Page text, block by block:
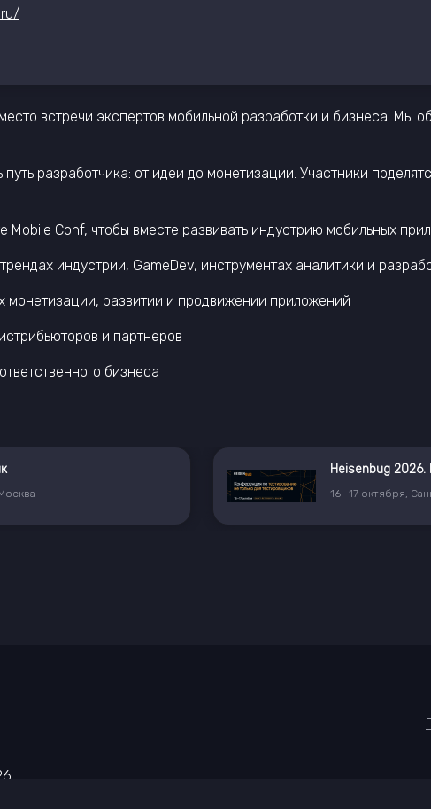
встречи экспертов мобильной разработки и бизнеса. Мы
разработчика: от идеи до монетизации. Участники
Mobile Conf, чтобы вместе развивать индустрию мобильных
индустрии, GameDev, инструментах аналитики и
монетизации, развитии и продвижении приложений
и партнеров
бизнеса
16—17 октября